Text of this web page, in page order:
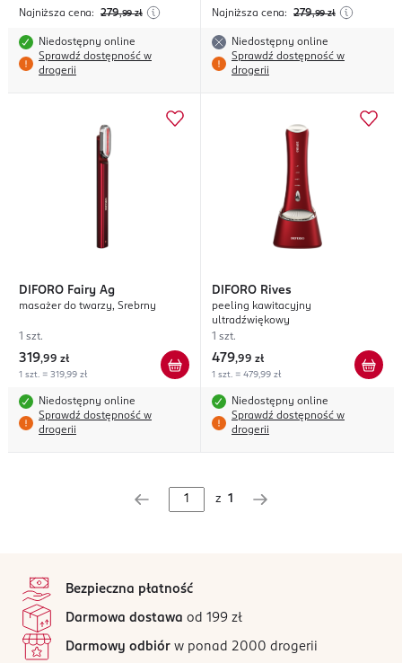
Najniższa cena: 279,99 zł
Niedostępny online
Sprawdź dostępność w
drogerii
Najniższa cena: 279,99 zł
Niedostępny online
Sprawdź dostępność w
drogerii
DIFORO Fairy Ag
masażer do twarzy, Srebrny
1 szt.
319,99 zł
1 szt. = 319,99 zł
Niedostępny online
Sprawdź dostępność w
drogerii
DIFORO Rives
peeling kawitacyjny
ultradźwiękowy
1 szt.
479,99 zł
1 szt. = 479,99 zł
Niedostępny online
Sprawdź dostępność w
drogerii
z 1
Bezpieczna płatność
Darmowa dostawa od 199 zł
Darmowy odbiór w ponad 2000 drogerii